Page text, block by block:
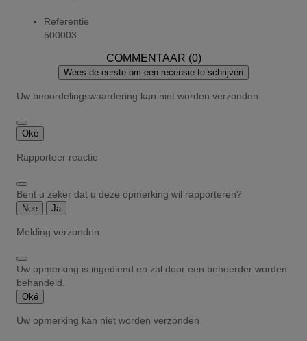
Referentie
500003
COMMENTAAR (0)
Wees de eerste om een recensie te schrijven
Uw beoordelingswaardering kan niet worden verzonden
Oké
Rapporteer reactie
Bent u zeker dat u deze opmerking wil rapporteren?
Nee Ja
Melding verzonden
Uw opmerking is ingediend en zal door een beheerder worden
behandeld.
Oké
Uw opmerking kan niet worden verzonden